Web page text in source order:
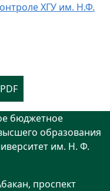
ХГУ им. Н.Ф.
бюджетное
образования
им. Н. Ф.
проспект